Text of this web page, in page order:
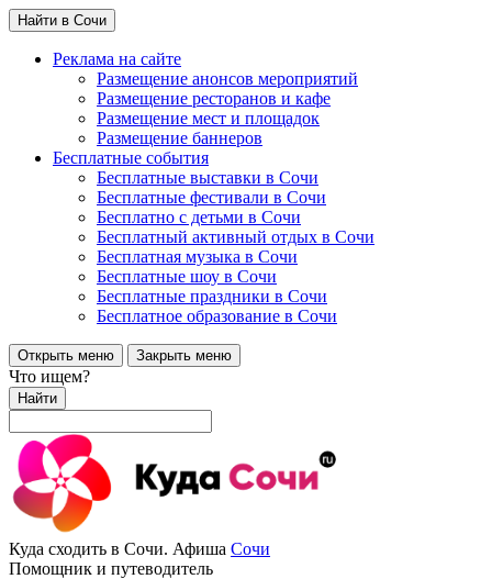
Найти в Сочи
Реклама на сайте
Размещение анонсов мероприятий
Размещение ресторанов и кафе
Размещение мест и площадок
Размещение баннеров
Бесплатные события
Бесплатные выставки в Сочи
Бесплатные фестивали в Сочи
Бесплатно с детьми в Сочи
Бесплатный активный отдых в Сочи
Бесплатная музыка в Сочи
Бесплатные шоу в Сочи
Бесплатные праздники в Сочи
Бесплатное образование в Сочи
Открыть меню Закрыть меню
Что ищем?
Найти
Куда сходить в Сочи. Афиша Сочи
Помощник и путеводитель